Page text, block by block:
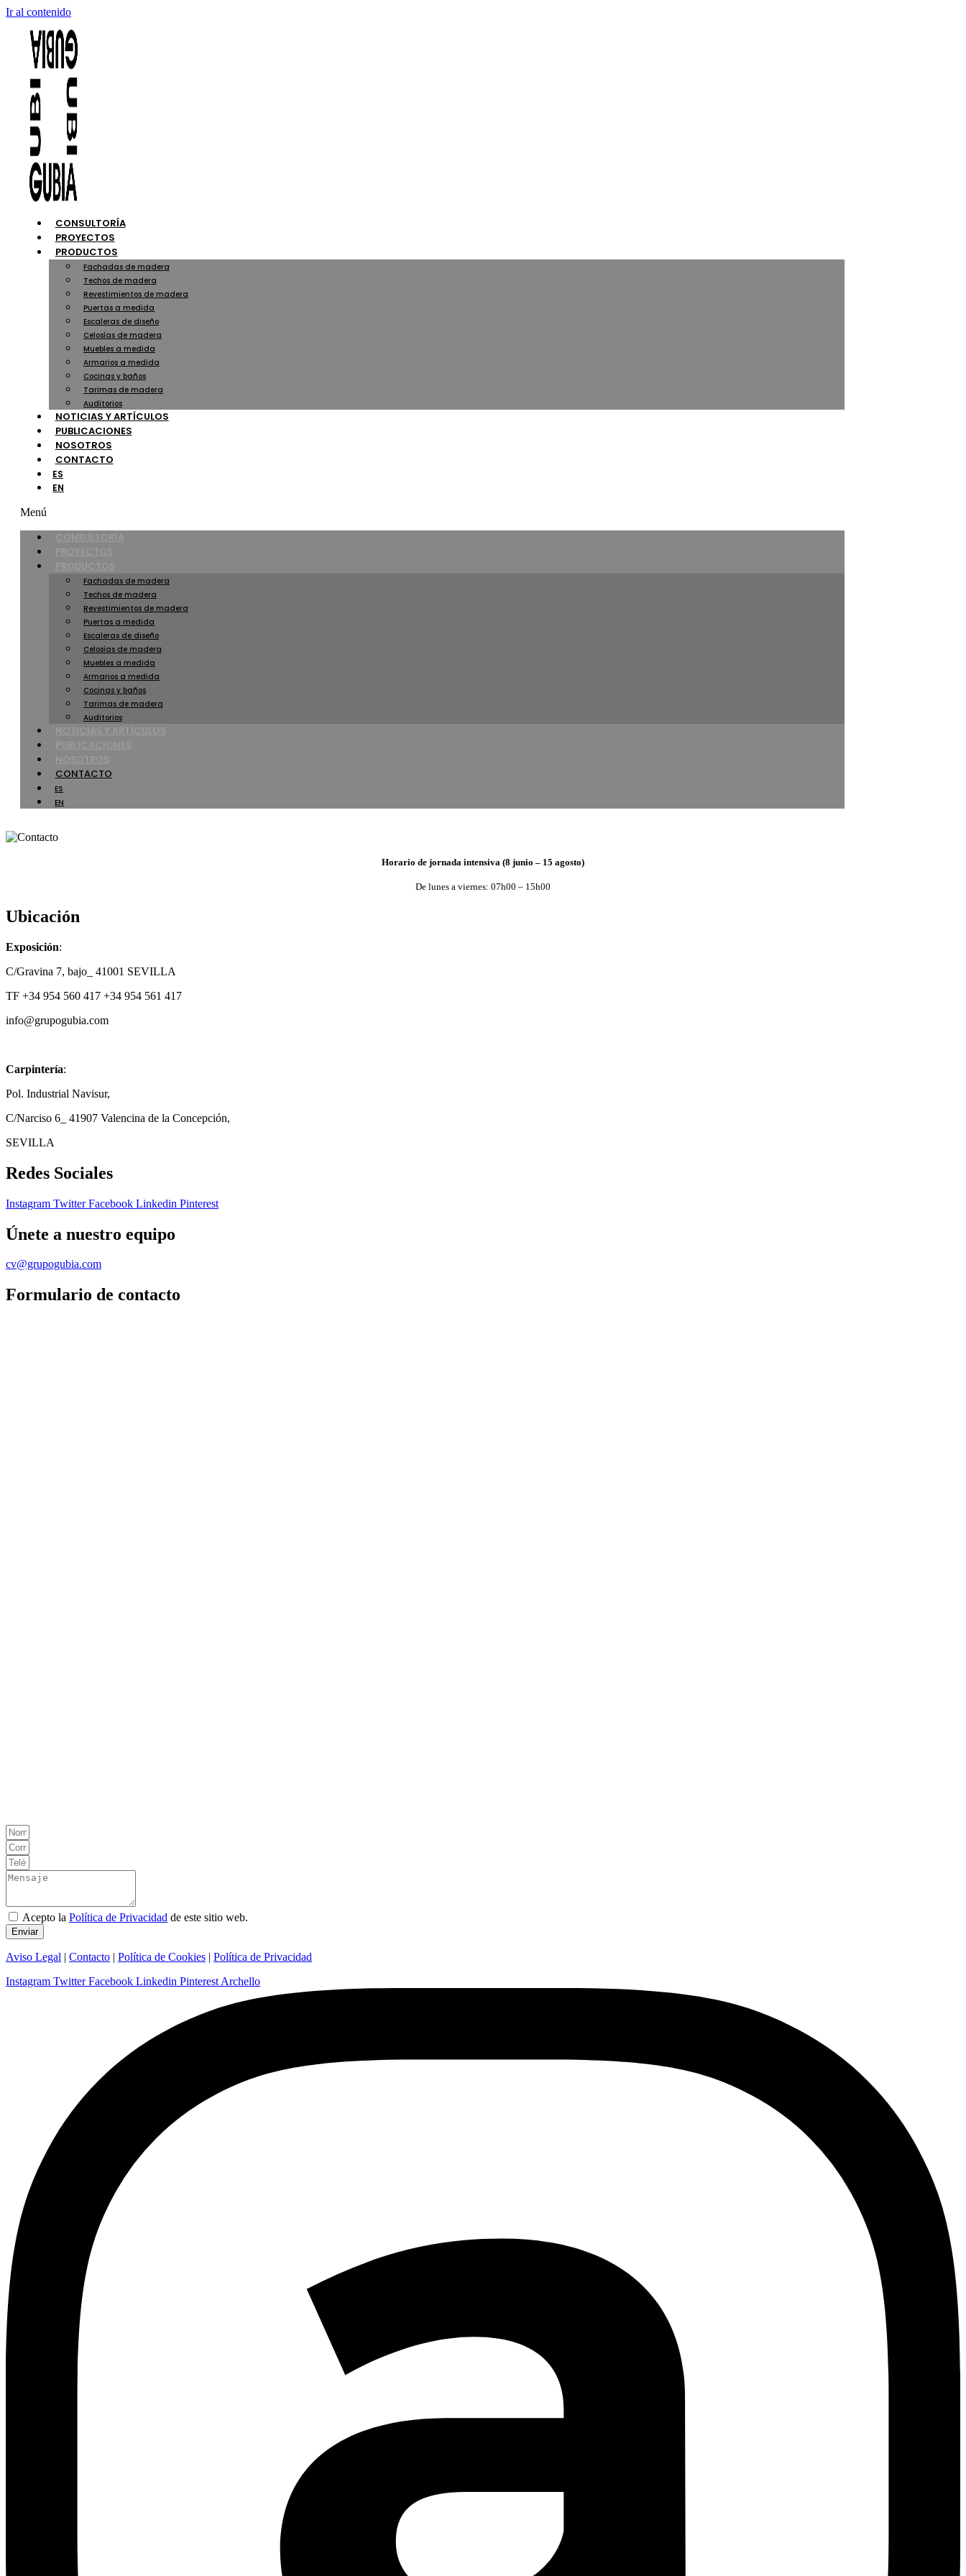
Ir al contenido
CONSULTORÍA
PROYECTOS
PRODUCTOS
Fachadas de madera
Techos de madera
Revestimientos de madera
Puertas a medida
Escaleras de diseño
Celosías de madera
Muebles a medida
Armarios a medida
Cocinas y baños
Tarimas de madera
Auditorios
NOTICIAS Y ARTÍCULOS
PUBLICACIONES
NOSOTROS
CONTACTO
ES
EN
Menú
CONSULTORÍA
PROYECTOS
PRODUCTOS
Fachadas de madera
Techos de madera
Revestimientos de madera
Puertas a medida
Escaleras de diseño
Celosías de madera
Muebles a medida
Armarios a medida
Cocinas y baños
Tarimas de madera
Auditorios
NOTICIAS Y ARTÍCULOS
PUBLICACIONES
NOSOTROS
CONTACTO
ES
EN
Horario de jornada intensiva (8 junio – 15 agosto)
De lunes a viernes: 07h00 – 15h00
Ubicación
Exposición:
C/Gravina 7, bajo_ 41001 SEVILLA
TF +34 954 560 417 +34 954 561 417
info@grupogubia.com
Carpintería:
Pol. Industrial Navisur,
C/Narciso 6_ 41907 Valencina de la Concepción,
SEVILLA
Redes Sociales
Instagram Twitter Facebook Linkedin Pinterest
Únete a nuestro equipo
cv@grupogubia.com
Formulario de contacto
Acepto la Política de Privacidad de este sitio web.
Enviar
Aviso Legal | Contacto | Política de Cookies | Política de Privacidad
Instagram Twitter Facebook Linkedin Pinterest Archello